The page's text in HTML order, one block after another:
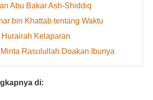
Abu Bakar Ash-Shiddiq
bin Khattab tentang Waktu
Hurairah Kelaparan
Rasulullah Doakan Ibunya
di: